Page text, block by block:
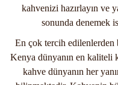
kahvenizi hazırlayın ve
sonunda denemek
En çok tercih edilenlerden
Kenya dünyanın en
kahve dünyanın her